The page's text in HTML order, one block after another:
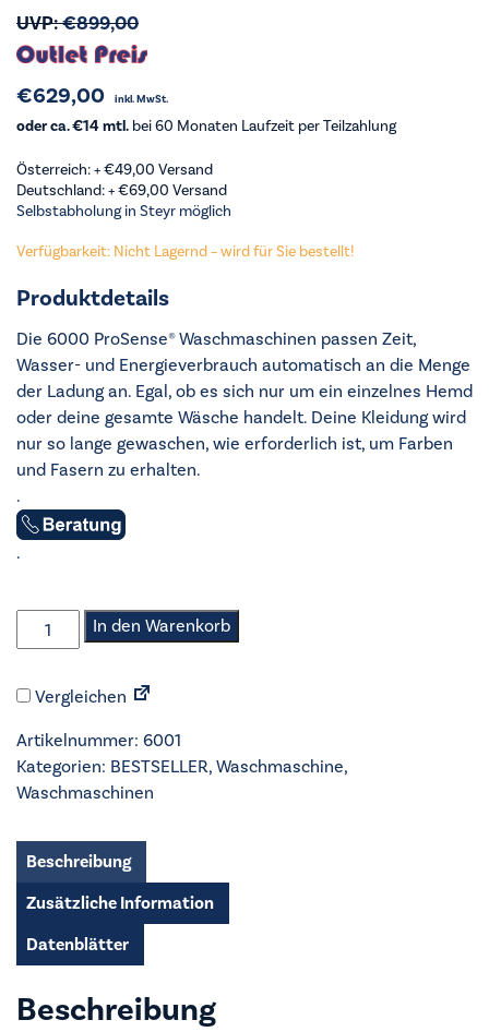
UVP:€899,00
€629,00 inkl. MwSt.
oder ca. €14 mtl. bei 60 Monaten Laufzeit per Teilzahlung
Österreich: +€49,00 Versand
Deutschland: +€69,00 Versand
Selbstabholung in Steyr möglich
Verfügbarkeit: Nicht Lagernd – wird für Sie bestellt!
Produktdetails
Die 6000 ProSense® Waschmaschinen passen Zeit,
Wasser- und Energieverbrauch automatisch an die Menge
der Ladung an. Egal, ob es sich nur um ein einzelnes Hemd
oder deine gesamte Wäsche handelt. Deine Kleidung wird
nur so lange gewaschen, wie erforderlich ist, um Farben
und Fasern zu erhalten.
.
.
AEG
-
-
Menge
In den Warenkorb
Vergleichen
Artikelnummer: 6001
Kategorien: BESTSELLER, Waschmaschine,
Waschmaschinen
Beschreibung
Zusätzliche Information
Datenblätter
Beschreibung